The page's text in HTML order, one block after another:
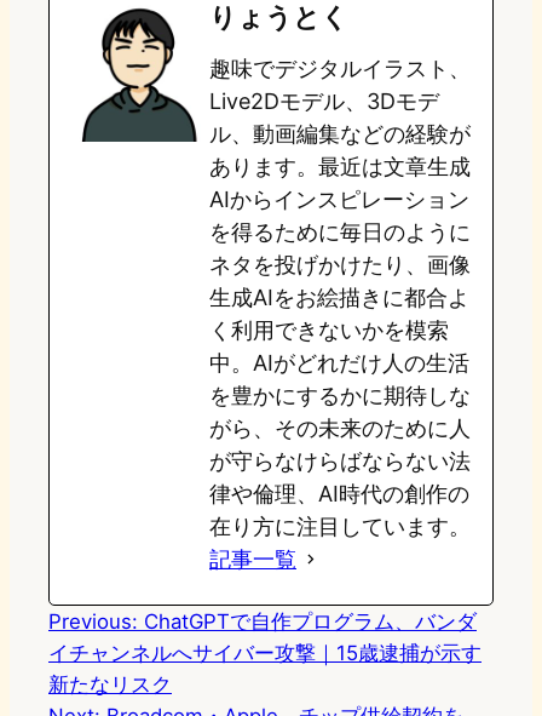
o
d
n
k
y
b
o
o
k
a
りょうとく
趣味でデジタルイラスト、
Live2Dモデル、3Dモデ
ル、動画編集などの経験が
あります。最近は文章生成
AIからインスピレーション
を得るために毎日のように
ネタを投げかけたり、画像
生成AIをお絵描きに都合よ
く利用できないかを模索
中。AIがどれだけ人の生活
を豊かにするかに期待しな
がら、その未来のために人
が守らなけらばならない法
律や倫理、AI時代の創作の
在り方に注目しています。
記事一覧
Previous: ChatGPTで自作プログラム、バンダ
イチャンネルへサイバー攻撃｜15歳逮捕が示す
新たなリスク